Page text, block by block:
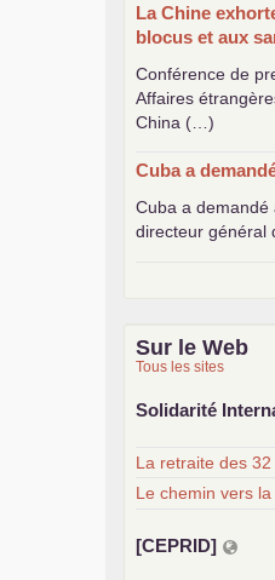
La Chine
blocus et aux
Conférence de
Affaires
China (…)
Cuba a
Cuba a
directeur général
Sur le Web
Tous les sites
Solidarité
La retraite des
Le chemin vers
[CEPRID]